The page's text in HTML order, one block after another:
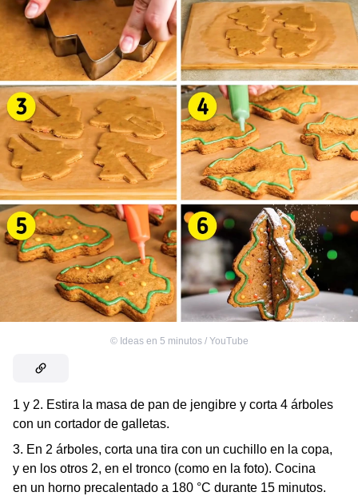
© Ideas en 5 minutos / YouTube
1 y 2. Estira la masa de pan de jengibre y corta 4 árboles
con un cortador de galletas.
3. En 2 árboles, corta una tira con un cuchillo en la copa,
y en los otros 2, en el tronco (como en la foto). Cocina
en un horno precalentado a 180 °C durante 15 minutos.